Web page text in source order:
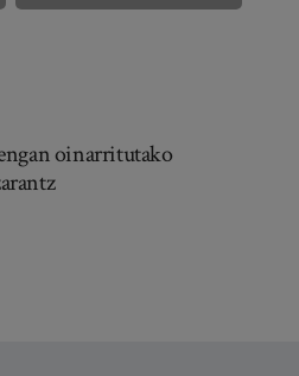
oinarritutako